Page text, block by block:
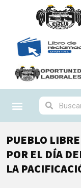
PUEBLO
POR EL DÍA
LA